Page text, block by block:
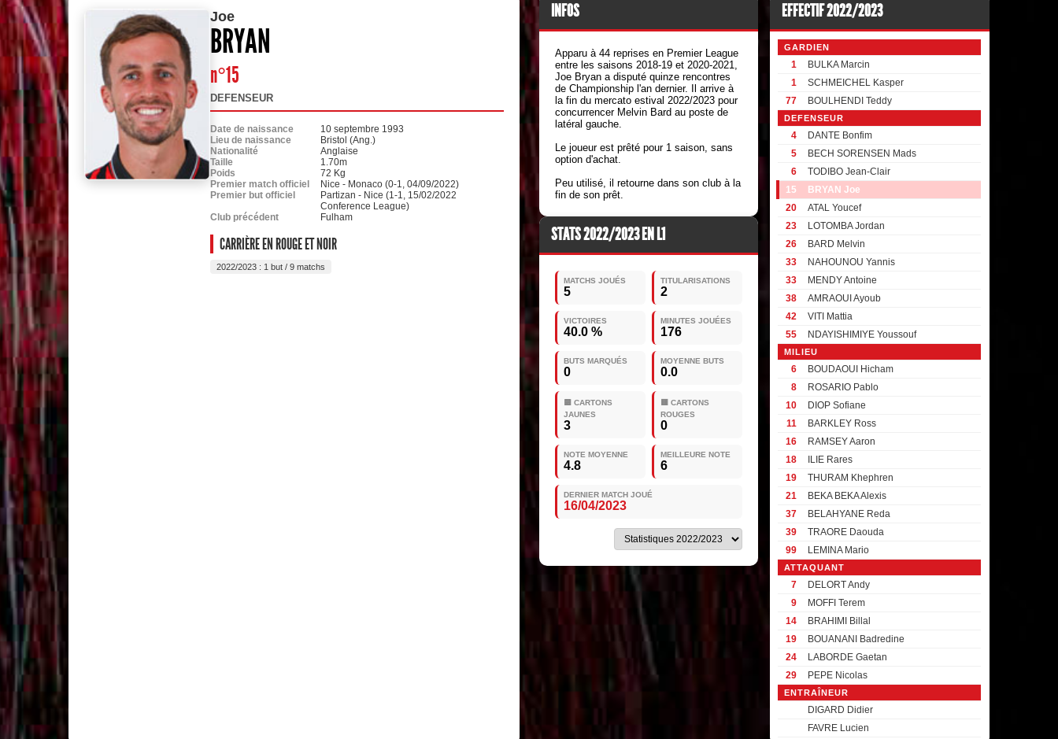
Joe
BRYAN
n°15
DEFENSEUR
Date de naissance
10 septembre 1993
Lieu de naissance
Bristol (Ang.)
Nationalité
Anglaise
Taille
1.70m
Poids
72 Kg
Premier match officiel
Nice - Monaco (0-1, 04/09/2022)
Premier but officiel
Partizan - Nice (1-1, 15/02/2022
Conference League)
Club précédent
Fulham
CARRIÈRE EN ROUGE ET NOIR
2022/2023 : 1 but / 9 matchs
INFOS
Apparu à 44 reprises en Premier League
entre les saisons 2018-19 et 2020-2021,
Joe Bryan a disputé quinze rencontres
de Championship l'an dernier. Il arrive à
la fin du mercato estival 2022/2023 pour
concurrencer Melvin Bard au poste de
latéral gauche.
Le joueur est prêté pour 1 saison, sans
option d'achat.
Peu utilisé, il retourne dans son club à la
fin de son prêt.
STATS 2022/2023 EN L1
MATCHS JOUÉS
5
TITULARISATIONS
2
VICTOIRES
40.0 %
MINUTES JOUÉES
176
BUTS MARQUÉS
0
MOYENNE BUTS
0.0
🟨 CARTONS
JAUNES
3
🟥 CARTONS
ROUGES
0
NOTE MOYENNE
4.8
MEILLEURE NOTE
6
DERNIER MATCH JOUÉ
16/04/2023
EFFECTIF 2022/2023
GARDIEN
1
BULKA Marcin
1
SCHMEICHEL Kasper
77
BOULHENDI Teddy
DEFENSEUR
4
DANTE Bonfim
5
BECH SORENSEN Mads
6
TODIBO Jean-Clair
15
BRYAN Joe
20
ATAL Youcef
23
LOTOMBA Jordan
26
BARD Melvin
33
NAHOUNOU Yannis
33
MENDY Antoine
38
AMRAOUI Ayoub
42
VITI Mattia
55
NDAYISHIMIYE Youssouf
MILIEU
6
BOUDAOUI Hicham
8
ROSARIO Pablo
10
DIOP Sofiane
11
BARKLEY Ross
16
RAMSEY Aaron
18
ILIE Rares
19
THURAM Khephren
21
BEKA BEKA Alexis
37
BELAHYANE Reda
39
TRAORE Daouda
99
LEMINA Mario
ATTAQUANT
7
DELORT Andy
9
MOFFI Terem
14
BRAHIMI Billal
19
BOUANANI Badredine
24
LABORDE Gaetan
29
PEPE Nicolas
ENTRAÎNEUR
DIGARD Didier
FAVRE Lucien